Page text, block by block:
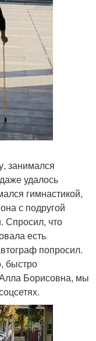
занимался
удалось
гимнастикой,
с подругой
Спросил, что
есть
попросил.
быстро
Борисовна, мы